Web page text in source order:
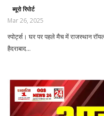
ब्यूरो रिपोर्ट
Mar 26, 2025
स्पोर्ट्स। घर पर पहले मैच में राजस्थान
हैदराबाद...